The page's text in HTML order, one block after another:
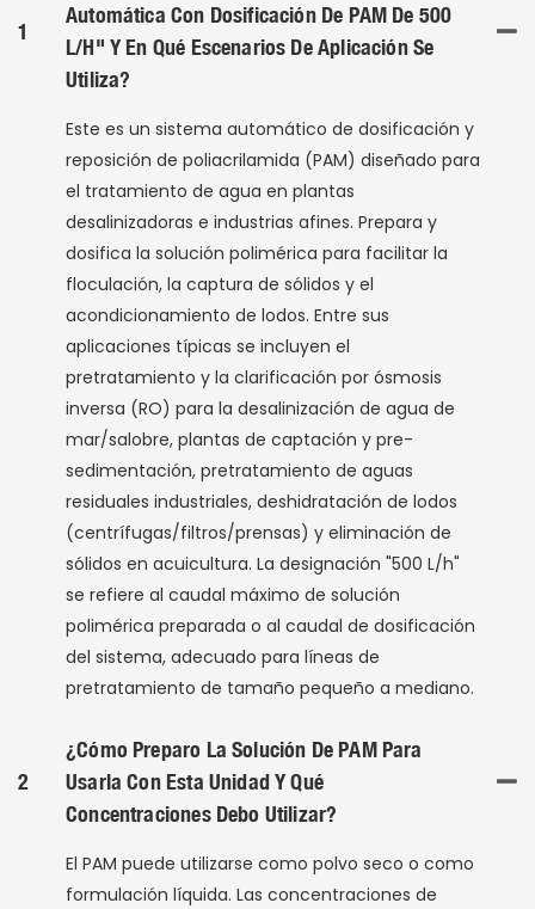
1
Automática Con Dosificación De PAM De 500
L/h" Y En Qué Escenarios De Aplicación Se
Utiliza?
Este es un sistema automático de dosificación y
reposición de poliacrilamida (PAM) diseñado para
el tratamiento de agua en plantas
desalinizadoras e industrias afines. Prepara y
dosifica la solución polimérica para facilitar la
floculación, la captura de sólidos y el
acondicionamiento de lodos. Entre sus
aplicaciones típicas se incluyen el
pretratamiento y la clarificación por ósmosis
inversa (RO) para la desalinización de agua de
mar/salobre, plantas de captación y pre-
sedimentación, pretratamiento de aguas
residuales industriales, deshidratación de lodos
(centrífugas/filtros/prensas) y eliminación de
sólidos en acuicultura. La designación "500 L/h"
se refiere al caudal máximo de solución
polimérica preparada o al caudal de dosificación
del sistema, adecuado para líneas de
pretratamiento de tamaño pequeño a mediano.
2
¿Cómo Preparo La Solución De PAM Para
Usarla Con Esta Unidad Y Qué
Concentraciones Debo Utilizar?
El PAM puede utilizarse como polvo seco o como
formulación líquida. Las concentraciones de